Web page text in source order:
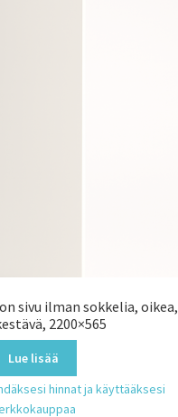
sivu ilman sokkelia, oikea,
2200×565
Lue lisää
hinnat ja käyttääksesi